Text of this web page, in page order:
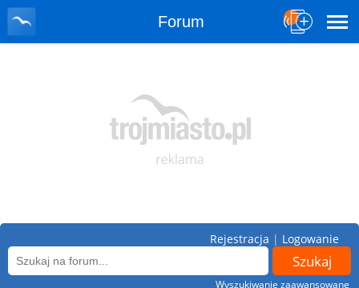
Forum
Wyszukiwanie zaawansowane
Rejestracja | Logowanie